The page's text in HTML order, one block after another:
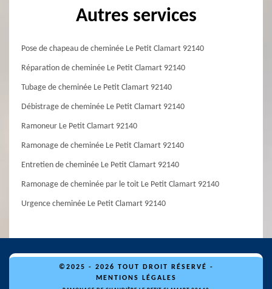
Autres services
Pose de chapeau de cheminée Le Petit Clamart 92140
Réparation de cheminée Le Petit Clamart 92140
Tubage de cheminée Le Petit Clamart 92140
Débistrage de cheminée Le Petit Clamart 92140
Ramoneur Le Petit Clamart 92140
Ramonage de cheminée Le Petit Clamart 92140
Entretien de cheminée Le Petit Clamart 92140
Ramonage de cheminée par le toit Le Petit Clamart 92140
Urgence cheminée Le Petit Clamart 92140
©2025 - 2026 TOUT DROIT RÉSERVÉ -
MENTIONS LÉGALES